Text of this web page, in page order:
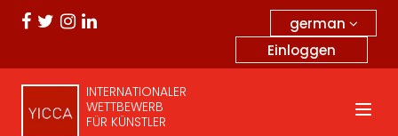
german
Einloggen
INTERNATIONALER
WETTBEWERB
FÜR KÜNSTLER